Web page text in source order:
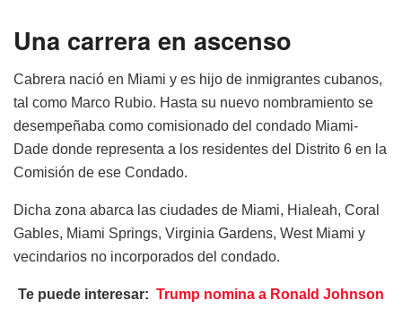
Una carrera en ascenso
Cabrera nació en Miami y es hijo de inmigrantes cubanos,
tal como Marco Rubio. Hasta su nuevo nombramiento se
desempeñaba como comisionado del condado Miami-
Dade donde representa a los residentes del Distrito 6 en la
Comisión de ese Condado.
Dicha zona abarca las ciudades de Miami, Hialeah, Coral
Gables, Miami Springs, Virginia Gardens, West Miami y
vecindarios no incorporados del condado.
Te puede interesar: Trump nomina a Ronald Johnson